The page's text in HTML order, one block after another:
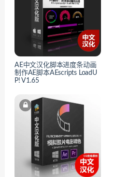
AE中文汉化脚本进度条动画
制作AE脚本AEscripts LoadU
P! V1.65